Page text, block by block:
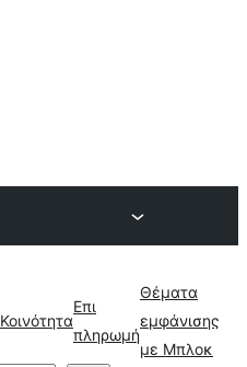
Κοινότητα
Επι
πληρωμή
Θέματα
εμφάνισης
με Μπλοκ